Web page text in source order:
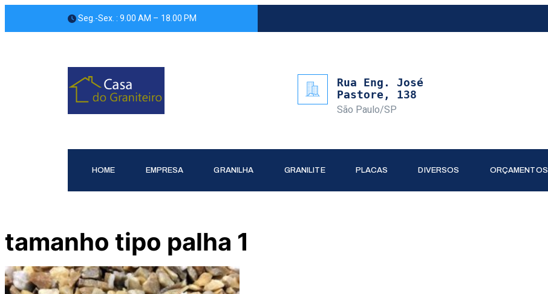
Seg.-Sex. : 9.00 AM – 18.00 PM
Rua Eng. José
Pastore, 138
São Paulo/SP
HOME EMPRESA GRANILHA GRANILITE PLACAS DIVERSOS ORÇAMENTOS
tamanho tipo palha 1